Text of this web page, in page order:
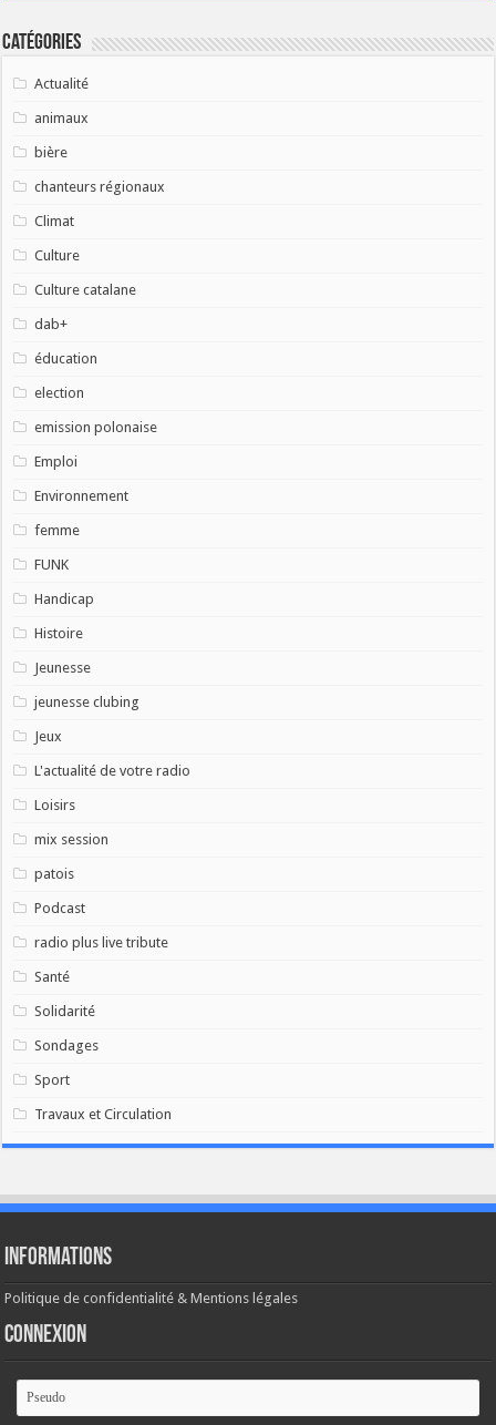
Catégories
Actualité
animaux
bière
chanteurs régionaux
Climat
Culture
Culture catalane
dab+
éducation
election
emission polonaise
Emploi
Environnement
femme
FUNK
Handicap
Histoire
Jeunesse
jeunesse clubing
Jeux
L'actualité de votre radio
Loisirs
mix session
patois
Podcast
radio plus live tribute
Santé
Solidarité
Sondages
Sport
Travaux et Circulation
Informations
Politique de confidentialité & Mentions légales
Connexion